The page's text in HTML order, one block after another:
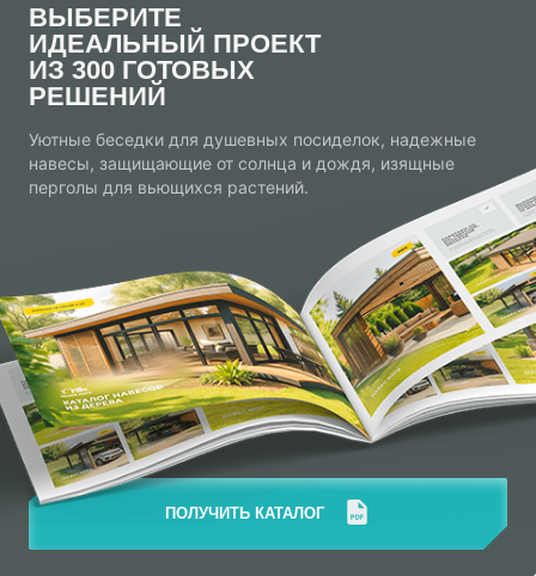
ВЫБЕРИТЕ
ИДЕАЛЬНЫЙ ПРОЕКТ
ИЗ 300 ГОТОВЫХ
РЕШЕНИЙ
Уютные беседки для душевных посиделок, надежные
навесы, защищающие от солнца и дождя, изящные
перголы для вьющихся растений.
ПОЛУЧИТЬ КАТАЛОГ